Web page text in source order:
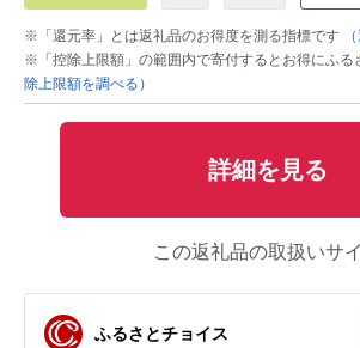
※「還元率」とは返礼品のお得度を測る指標です
※「控除上限額」の範囲内で寄付するとお得にふる
除上限額を調べる）
詳細を見る
この返礼品の取扱いサ
ふるさとチョイス